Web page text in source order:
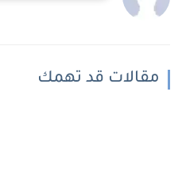
مقالات قد تهمك